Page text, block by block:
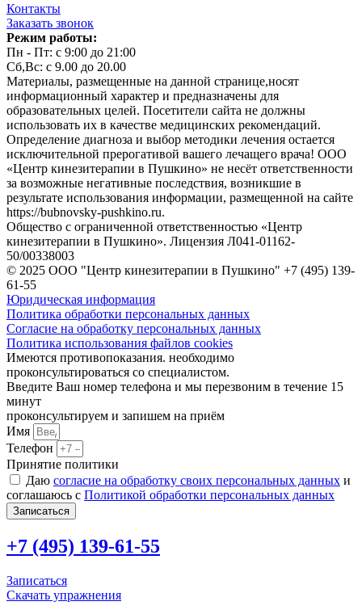
Контакты
Заказать звонок
Режим работы:
Пн - Пт: с 9:00 до 21:00
Сб,Вс: с 9.00 до 20.00
Материалы, размещенные на данной странице,носят
информационный характер и предназначены для
образовательных целей. Посетители сайта не должны
использовать их в качестве медицинских рекомендаций.
Определение диагноза и выбор методики лечения остается
исключительной прерогативой вашего лечащего врача! ООО
«Центр кинезитерапии в Пушкино» не несёт ответственности
за возможные негативные последствия, возникшие в
результате использования информации, размещенной на сайте
https://bubnovsky-pushkino.ru.
Общество с ограниченной ответственностью «Центр
кинезитерапии в Пушкино». Лицензия Л041-01162-
50/00338003
© 2025 ООО "Центр кинезитерапии в Пушкино" +7 (495) 139-
61-55
Юридическая информация
Политика обработки персональных данных
Согласие на обработку персональных данных
Политика использования файлов cookies
Имеются противопоказания. необходимо
проконсультироваться со специалистом.
Введите Ваш номер телефона и мы перезвоним в течение 15
минут
проконсультируем и запишем на приём
Имя
Телефон
Принятие политики
Даю согласие на обработку своих персональных данных и
соглашаюсь с Политикой обработки персональных данных
Записаться
+7 (495) 139-61-55
Записаться
Скачать упражнения